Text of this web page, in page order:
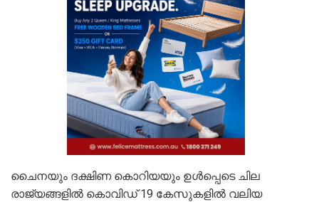
ചൈനയും ദക്ഷിണ കൊറിയയും ഉള്‍പ്പെടെ ചില
രാജ്യങ്ങളില്‍ കൊവിഡ് 19 കേസുകളില്‍ വലിയ